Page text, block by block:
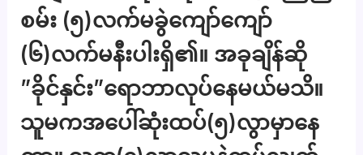
စမ်း (၅)လက်မခွဲကျော်ကျော်
(၆)လက်မနီးပါးရှိ၏။ အခုချိန်ဆို
”ခိုင်နှင်း”ရောဘာလုပ်နေမယ်မသိ။
သူမကအပေါ်ဆုံးထပ်(၅)လွာမှာနေ